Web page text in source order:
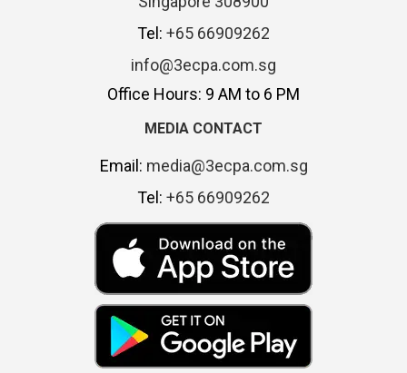
Tel: +65 66909262
info@3ecpa.com.sg
Office Hours: 9 AM to 6 PM
MEDIA CONTACT
Email: media@3ecpa.com.sg
Tel: +65 66909262